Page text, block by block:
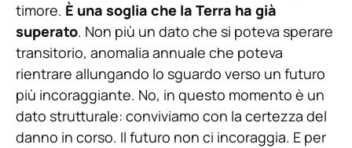
timore. È una soglia che la Terra ha già
superato. Non più un dato che si poteva sperare
transitorio, anomalia annuale che poteva
rientrare allungando lo sguardo verso un futuro
più incoraggiante. No, in questo momento è un
dato strutturale: conviviamo con la certezza del
danno in corso. Il futuro non ci incoraggia. E per